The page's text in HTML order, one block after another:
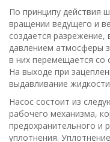
По принципу действия
вращении ведущего и
создается разрежение,
давлением атмосферы
в них перемещается со
На выходе при
выдавливание
Насос состоит из
рабочего механизма,
предохранительного и
уплотнения.